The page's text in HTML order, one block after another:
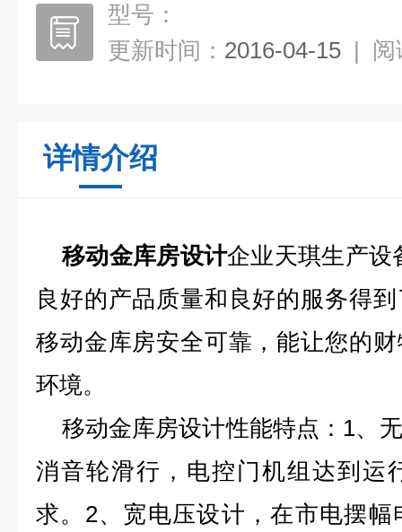
型号：
更新时间： 2016-04-15 | 阅
详情介绍
移动金库房设计企业天琪生产设
良好的产品质量和良好的服务得
移动金库房安全可靠，能让您的
环境。
移动金库房设计性能特点：1、
消音轮滑行，电控门机组达到运
求。2、宽电压设计，在市电摆